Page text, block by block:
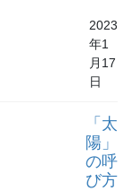
2023
年1
月17
日
「太
陽」
の呼
び方